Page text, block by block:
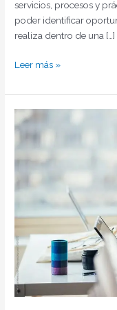
servicios, procesos y
poder identi­ficar
realiza dentro de una […]
Leer más »
Ventaja
competitiva:
no
tienes
competir
con
éxito